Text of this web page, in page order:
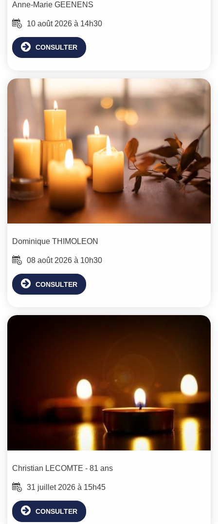
Anne-Marie GEENENS
10 août 2026 à 14h30
CONSULTER
Dominique THIMOLEON
08 août 2026 à 10h30
CONSULTER
Christian LECOMTE - 81 ans
31 juillet 2026 à 15h45
CONSULTER